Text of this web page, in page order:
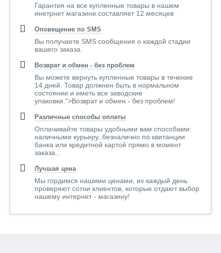
Гарантия на все купленные товары в нашем
инетрнет магазине составляет 12 месяцев
Оповещение по SMS
Вы получаете SMS сообщения о каждой стадии
вашего заказа.
Возврат и обмен - без проблем
Вы можете вернуть купленные товары в течение
14 дней. Товар должнен быть в нормальном
состоянии и иметь все заводские
упаковки.">Возврат и обмен - без проблем!
Различные способы оплаты
Оплачивайте товары удобными вам способами:
наличными курьеру, безналично по квитанции
банка или кредитной картой прямо в момент
заказа..
Лучшая цена
Мы гордимся нашими ценами, их каждый день
проверяют сотни клиентов, которые отдают выбор
нашему интернет - магазину!